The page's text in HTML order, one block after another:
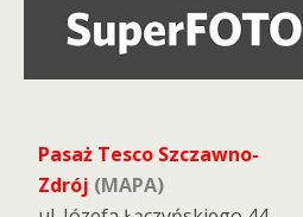
Pasaż Tesco Szczawno-
Zdrój (MAPA)